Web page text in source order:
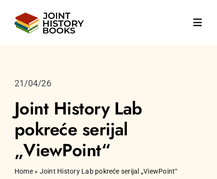
content
Vijesti
Knjige
21/04/26
Joint History Lab
pokreće serijal
„ViewPoint“
Home» Joint History Lab pokreće serijal „ViewPoint“